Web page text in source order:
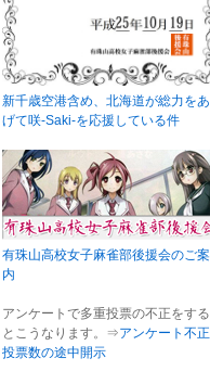
新千歳空港含め、北海道が総力をあ
げて咲-Saki-を応援している件
有珠山高校女子麻雀部後援会のご案
内
アンケートで多重投票の不正をする
とこうなります。⇒アンケート不正
投票数の途中開示